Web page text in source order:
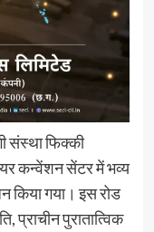
संस्था फिक्की
कन्वेंशन सेंटर में भव्य
किया गया। इस रोड
प्राचीन पुरातात्विक